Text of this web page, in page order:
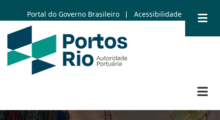
to
main
content
Portal do Governo Brasileiro | Acessibilidade